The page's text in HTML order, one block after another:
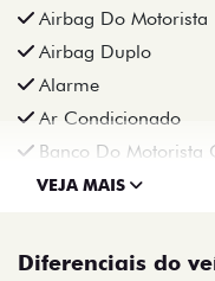
Airbag Do Motorista
Airbag Duplo
Alarme
Ar Condicionado
Banco Do Motorista
VEJA MAIS
Diferenciais do